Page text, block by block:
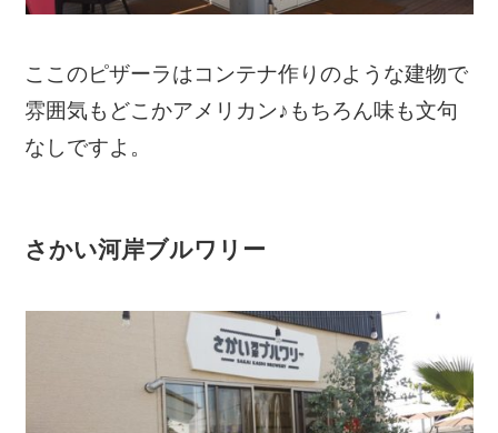
ここのピザーラはコンテナ作りのような建物で
雰囲気もどこかアメリカン♪もちろん味も文句
なしですよ。
さかい河岸ブルワリー